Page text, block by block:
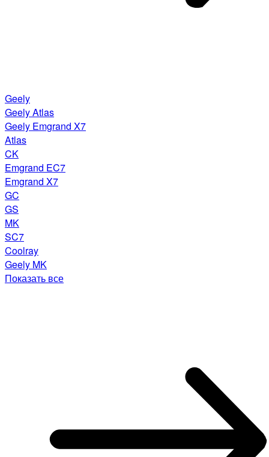
Geely
Geely Atlas
Geely Emgrand X7
Atlas
CK
Emgrand EC7
Emgrand X7
GC
GS
MK
SC7
Coolray
Geely MK
Показать все